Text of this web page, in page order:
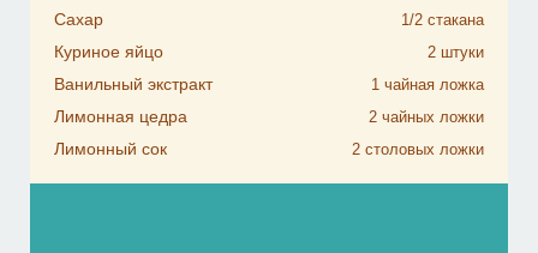
Сахар 1/2 стакана
Куриное яйцо 2 штуки
Ванильный экстракт 1 чайная ложка
Лимонная цедра 2 чайных ложки
Лимонный сок 2 столовых ложки